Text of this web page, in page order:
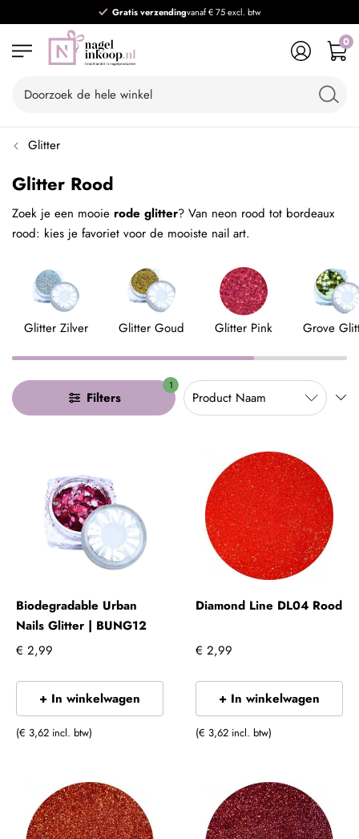
Gratis verzendingvanaf € 75 excl. btw
0
Glitter
Glitter Rood
Zoek je een mooie rode glitter? Van neon rood tot bordeaux
rood: kies je favoriet voor de mooiste nail art.
Glitter Zilver Glitter Goud Glitter Pink Grove
Filters
1
Biodegradable Urban
Nails Glitter | BUNG12
€ 2,99
+ In winkelwagen
(€ 3,62 incl. btw)
Diamond Line DL04 Rood
€ 2,99
+ In winkelwagen
(€ 3,62 incl. btw)